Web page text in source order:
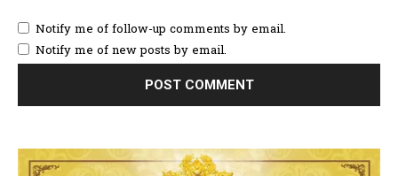
Notify me of follow-up comments by email.
Notify me of new posts by email.